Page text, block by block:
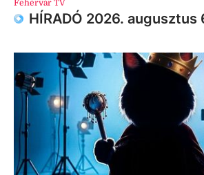
Fehérvár TV
HÍRADÓ 2026. augusztus